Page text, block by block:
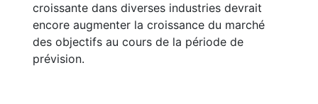
croissante dans diverses industries devrait
encore augmenter la croissance du marché
des objectifs au cours de la période de
prévision.